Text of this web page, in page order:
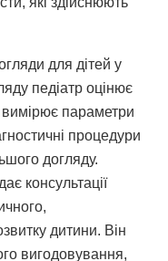
для дітей у
педіатр оцінює
вимірює параметри
процедури
догляду.
консультації
дитини. Він
вигодовування,